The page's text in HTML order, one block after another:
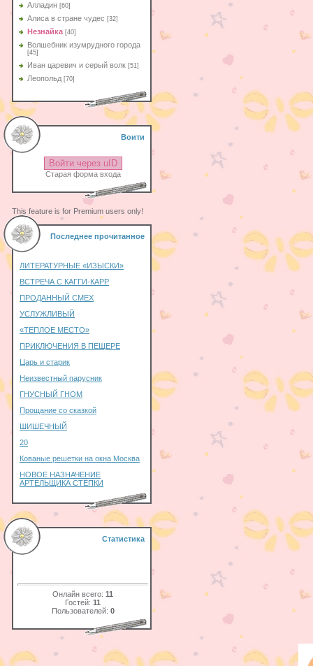
Алладин [60]
Aлиса в стране чудес [32]
Незнайка [40]
Волшебник изумрудного города
[45]
Иван царевич и серый волк [51]
Леопольд [70]
Воити
Войти через uID
Старая форма входа
This feature is for Premium users only!
Последнее прочитанное
ЛИТЕРАТУРНЫЕ «ИЗЫСКИ»
ВСТРЕЧА С КАГГИ-КАРР
ПРОДАННЫЙ СМЕХ
УСЛУЖЛИВЫЙ
«ТЕПЛОЕ МЕСТО»
ПРИКЛЮЧЕНИЯ В ПЕЩЕРЕ
Царь и старик
Неизвестный парусник
ГНУСНЫЙ ГНОМ
Прощание со сказкой
ШИШЕЧНЫЙ
20
Кованые решетки на окна Москва
НОВОЕ НАЗНАЧЕНИЕ
АРТЕЛЬЩИКА СТЁПКИ
Статистика
Онлайн всего: 11
Гостей: 11
Пользователей: 0